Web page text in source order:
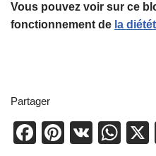
Vous pouvez voir sur ce
fonctionnement de la
Partager
Facebook
Pinterest
VK